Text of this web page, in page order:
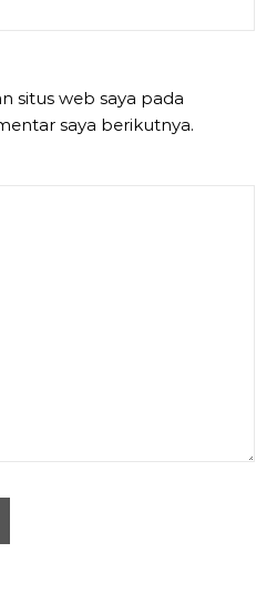
situs web saya pada
saya berikutnya.